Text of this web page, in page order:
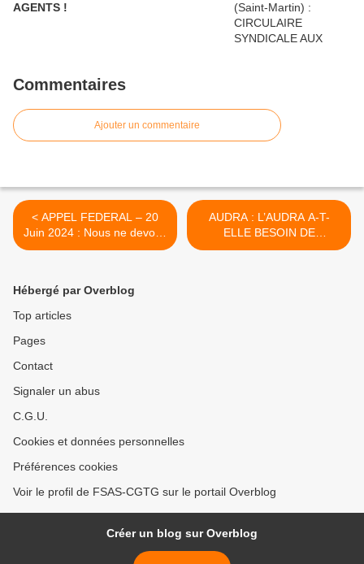
AGENTS !
Commentaires
Ajouter un commentaire
< APPEL FEDERAL – 20
Juin 2024 : Nous ne devons
pas jouer avec le feu…
AUDRA : L’AUDRA A-T-
ELLE BESOIN DE
SEANCES DE DIALYSE OU
Hébergé par Overblog
Top articles
Pages
Contact
Signaler un abus
C.G.U.
Cookies et données personnelles
Préférences cookies
Voir le profil de FSAS-CGTG sur le portail Overblog
Créer un blog sur Overblog